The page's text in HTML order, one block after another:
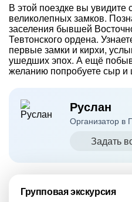
В этой поездке вы увидите
великолепных замков.
заселения бывшей
Тевтонского ордена.
первые замки и кирхи,
ушедших эпох. А ещё
желанию попробуете сыр и
Руслан
Организатор в
Задать
Групповая экскурсия